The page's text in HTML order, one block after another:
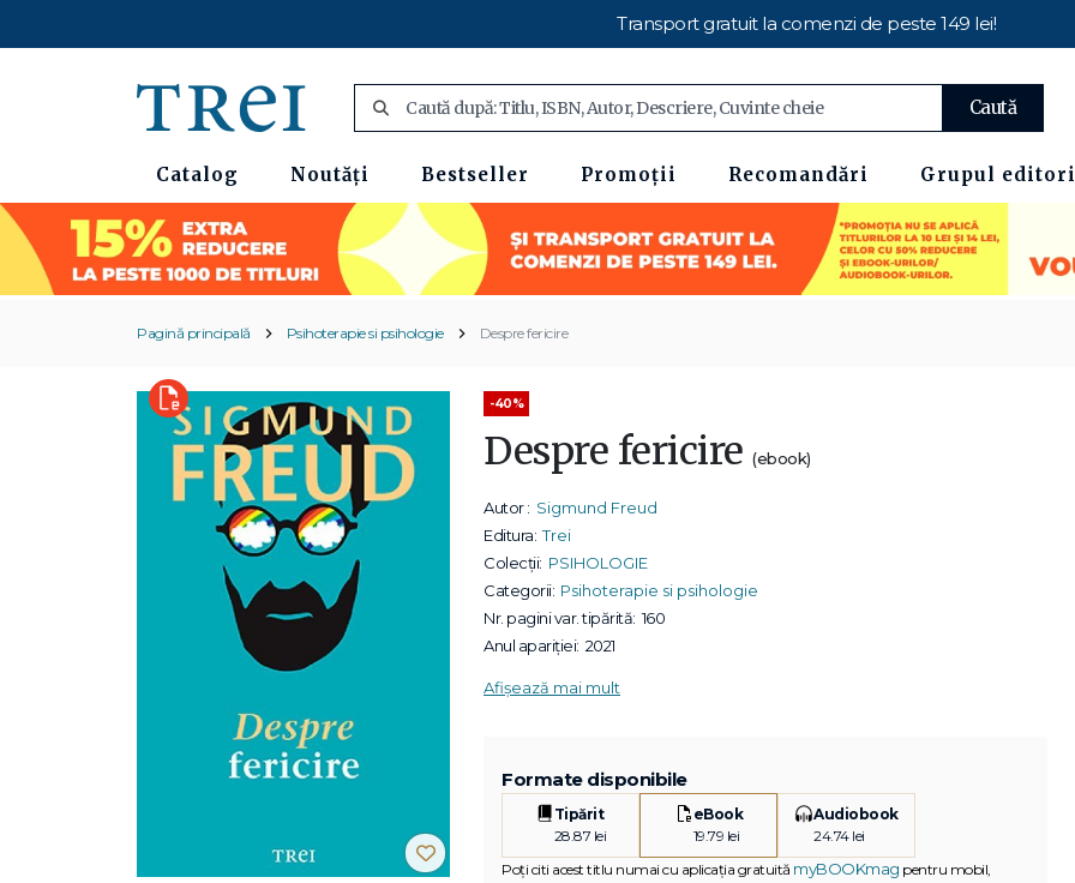
Transport gratuit la comenzi de peste 149 lei!
Caută
Catalog Noutăți Bestseller Promoții Recomandări Grupul
Pagină principală Psihoterapie si psihologie Despre fericire
-40%
Despre fericire (ebook)
Autor : Sigmund Freud
Editura: Trei
Colecții: PSIHOLOGIE
Categorii: Psihoterapie si psihologie
Nr. pagini var. tipărită: 160
Anul apariției: 2021
Afișează mai mult
Formate disponibile
Tipărit
28.87 lei
eBook
19.79 lei
Audiobook
24.74 lei
Poți citi acest titlu numai cu aplicația gratuită myBOOKmag pentru mobil,